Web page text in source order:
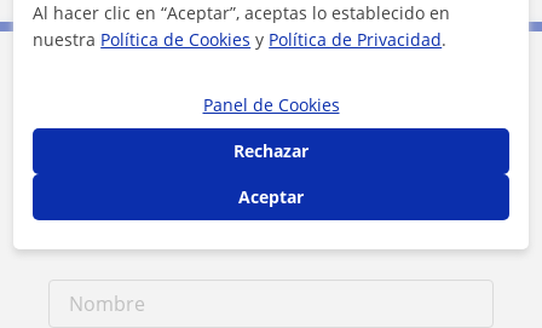
Contacta con Sofía
1ª clase gratis
Al hacer clic en “Aceptar”, aceptas lo establecido en
nuestra Política de Cookies y Política de Privacidad.
Panel de Cookies
Rechazar
Aceptar